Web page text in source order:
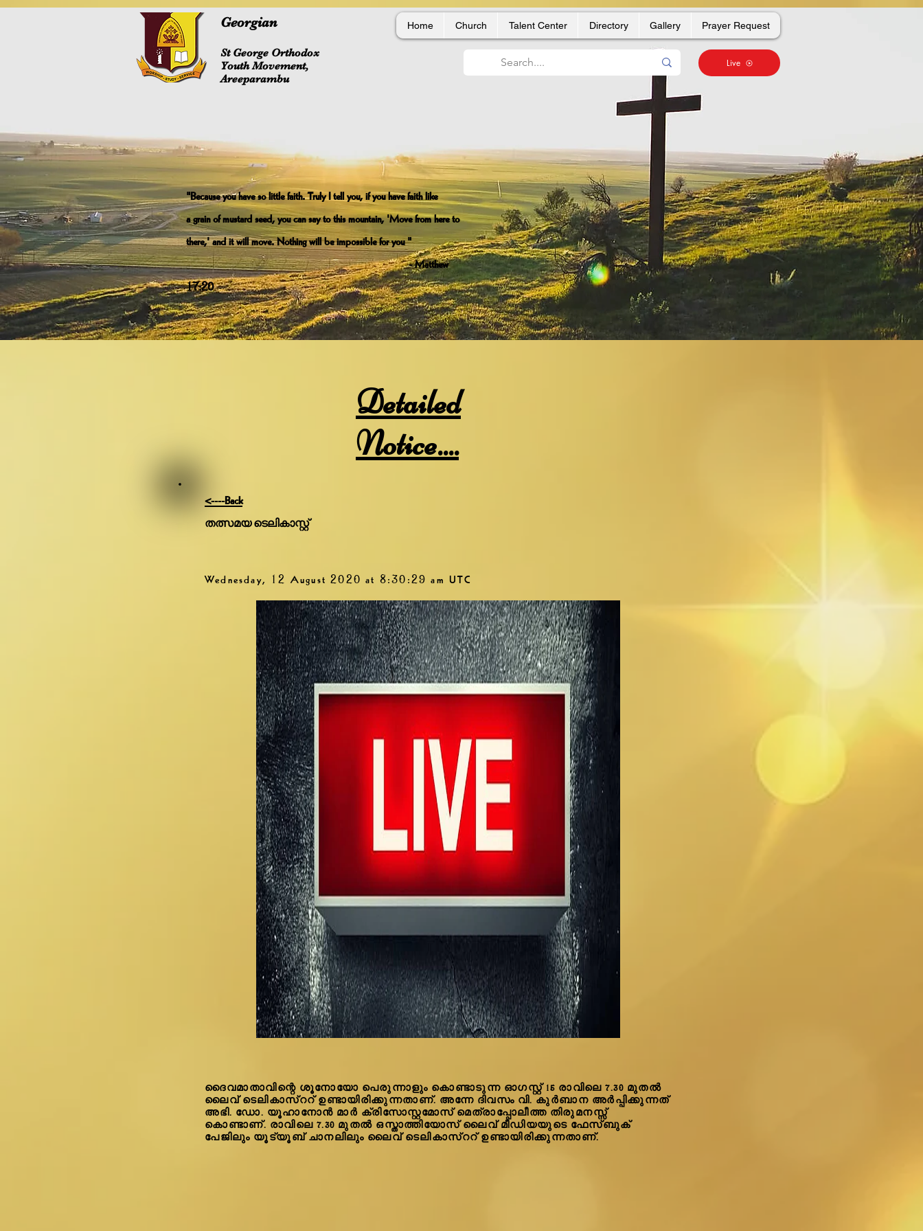
Georgian
St George Orthodox
Youth Movement,
Areeparambu
Home Church Talent Center Directory Gallery Prayer Request
Live
"Because you have so little faith. Truly I tell you, if you have faith like
a grain of mustard seed, you can say to this mountain, 'Move from here to
there,' and it will move. Nothing will be impossible for you "
- Matthew
17:20
Detailed
Notice....
<----Back
തത്സമയ ടെലികാസ്റ്റ്
Wednesday, 12 August 2020 at 8:30:29 am UTC
ദൈവമാതാവിന്റെ ശൂനോയോ പെരുന്നാളും കൊണ്ടാടുന്ന ഓഗസ്റ്റ് 15 രാവിലെ 7.30 മുതൽ
ലൈവ് ടെലികാസ്ററ് ഉണ്ടായിരിക്കുന്നതാണ്. അന്നേ ദിവസം വി. കുർബാന അർപ്പിക്കുന്നത്
അഭി. ഡോ. യൂഹാനോൻ മാർ ക്രിസോസ്റ്റമോസ് മെത്രാപ്പോലീത്ത തിരുമനസ്സ്
കൊണ്ടാണ്. രാവിലെ 7.30 മുതൽ ഒസ്താത്തിയോസ് ലൈവ് മീഡിയയുടെ ഫേസ്ബുക്
പേജിലും യൂട്യൂബ് ചാനലിലും ലൈവ് ടെലികാസ്ററ് ഉണ്ടായിരിക്കുന്നതാണ്.